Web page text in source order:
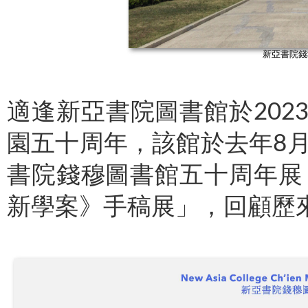
新亞書院
適逢新亞書院圖書館於
園五十周年，該館於去年8
書院錢穆圖書館五十周年
新學案》手稿展」，回顧歷